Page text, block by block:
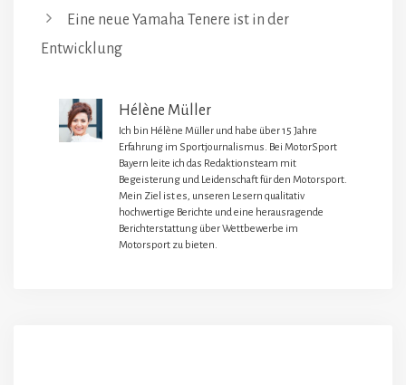
Eine neue Yamaha Tenere ist in der
Entwicklung
Hélène Müller
Ich bin Hélène Müller und habe über 15 Jahre
Erfahrung im Sportjournalismus. Bei MotorSport
Bayern leite ich das Redaktionsteam mit
Begeisterung und Leidenschaft für den Motorsport.
Mein Ziel ist es, unseren Lesern qualitativ
hochwertige Berichte und eine herausragende
Berichterstattung über Wettbewerbe im
Motorsport zu bieten.